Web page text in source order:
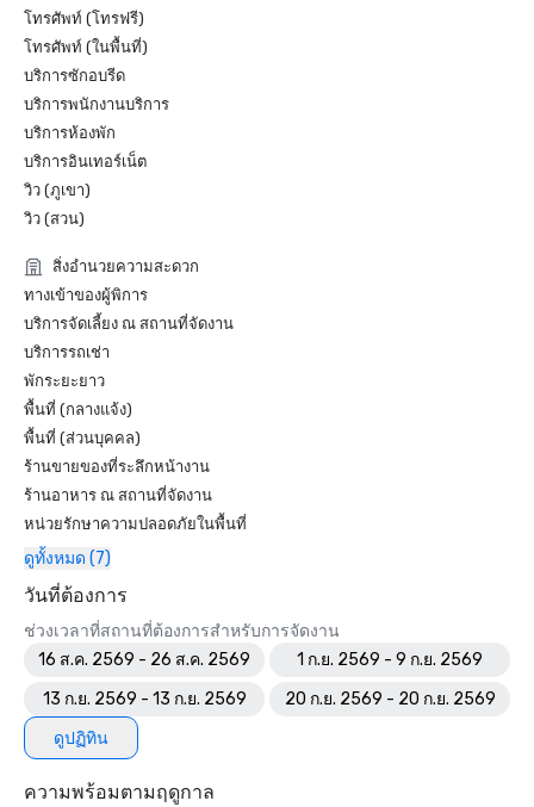
โทรศัพท์ (โทรฟรี)
โทรศัพท์ (ในพื้นที่)
บริการซักอบรีด
บริการพนักงานบริการ
บริการห้องพัก
บริการอินเทอร์เน็ต
วิว (ภูเขา)
วิว (สวน)
สิ่งอำนวยความสะดวก
ทางเข้าของผู้พิการ
บริการจัดเลี้ยง ณ สถานที่จัดงาน
บริการรถเช่า
พักระยะยาว
พื้นที่ (กลางแจ้ง)
พื้นที่ (ส่วนบุคคล)
ร้านขายของที่ระลึกหน้างาน
ร้านอาหาร ณ สถานที่จัดงาน
หน่วยรักษาความปลอดภัยในพื้นที่
ดูทั้งหมด (7)
วันที่ต้องการ
ช่วงเวลาที่สถานที่ต้องการสำหรับการจัดงาน
16 ส.ค. 2569 - 26 ส.ค. 2569
1 ก.ย. 2569 - 9 ก.ย. 2569
13 ก.ย. 2569 - 13 ก.ย. 2569
20 ก.ย. 2569 - 20 ก.ย. 2569
ดูปฏิทิน
ความพร้อมตามฤดูกาล